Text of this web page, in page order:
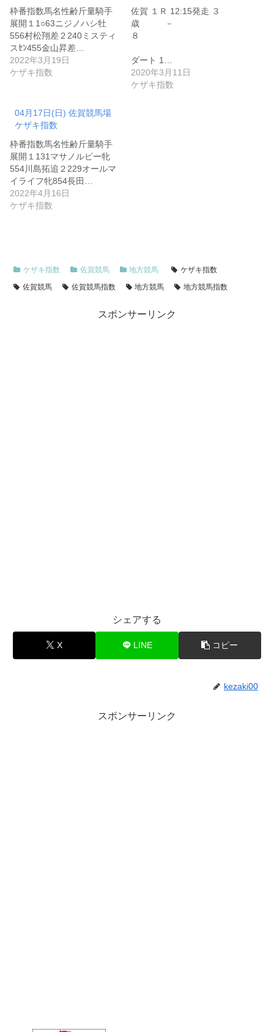
枠番指数馬名性齢斤量騎手
展開１1○63ニジノハシ牡
556村松翔差２240ミスティ
スｾﾝ455金山昇差…
2022年3月19日
ケザキ指数
佐賀 １Ｒ 12:15発走 ３
歳 －
８
ダート 1…
2020年3月11日
ケザキ指数
04月17日(日) 佐賀競馬場
ケザキ指数
枠番指数馬名性齢斤量騎手
展開１131マサノルビー牝
554川島拓追２229オールマ
イライフ牝854長田…
2022年4月16日
ケザキ指数
ケザキ指数 佐賀競馬 地方競馬
ケザキ指数
佐賀競馬
佐賀競馬指数 地方競馬 地方競馬指数
スポンサーリンク
シェアする
X LINE コピー
kezaki00
スポンサーリンク